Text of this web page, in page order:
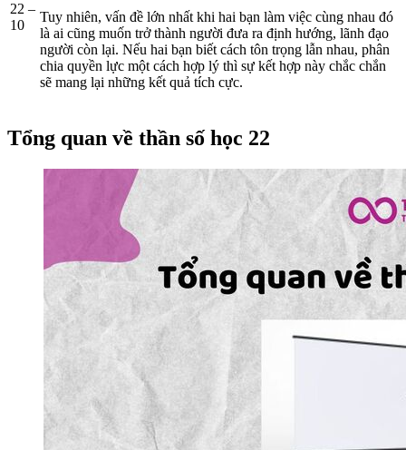
22 –
10
Tuy nhiên, vấn đề lớn nhất khi hai bạn làm việc cùng nhau đó
là ai cũng muốn trở thành người đưa ra định hướng, lãnh đạo
người còn lại. Nếu hai bạn biết cách tôn trọng lẫn nhau, phân
chia quyền lực một cách hợp lý thì sự kết hợp này chắc chắn
sẽ mang lại những kết quả tích cực.
Tổng quan về thần số học 22